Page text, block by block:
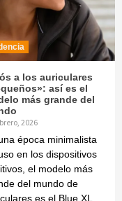
a los auriculares
así es el
más grande del
2026
época minimalista
en los dispositivos
el modelo más
del mundo de
es el Blue XL